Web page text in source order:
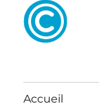
Accueil